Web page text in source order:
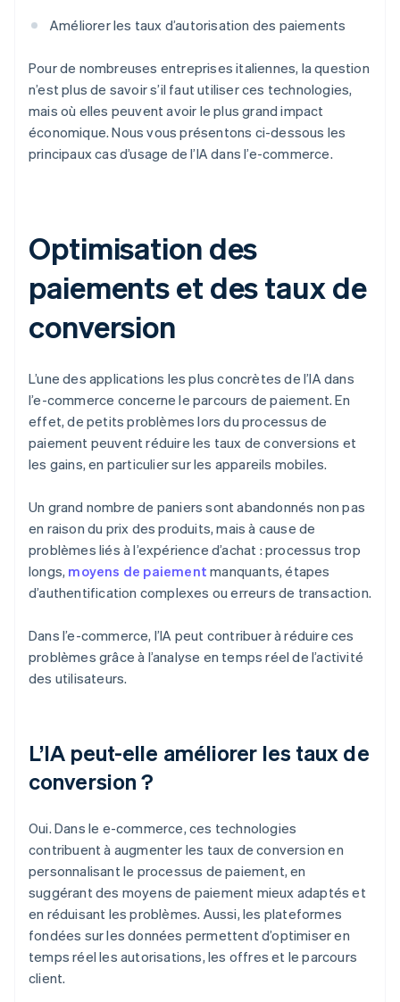
Améliorer les taux d’autorisation des paiements
Pour de nombreuses entreprises italiennes, la question
n’est plus de savoir s’il faut utiliser ces technologies,
mais où elles peuvent avoir le plus grand impact
économique. Nous vous présentons ci-dessous les
principaux cas d’usage de l’IA dans l’e-commerce.
Optimisation des
paiements et des taux de
conversion
L’une des applications les plus concrètes de l’IA dans
l’e-commerce concerne le parcours de paiement. En
effet, de petits problèmes lors du processus de
paiement peuvent réduire les taux de conversions et
les gains, en particulier sur les appareils mobiles.
Un grand nombre de paniers sont abandonnés non pas
en raison du prix des produits, mais à cause de
problèmes liés à l’expérience d’achat : processus trop
longs, moyens de paiement manquants, étapes
d’authentification complexes ou erreurs de transaction.
Dans l’e-commerce, l’IA peut contribuer à réduire ces
problèmes grâce à l’analyse en temps réel de l’activité
des utilisateurs.
L’IA peut-elle améliorer les taux de
conversion ?
Oui. Dans le e-commerce, ces technologies
contribuent à augmenter les taux de conversion en
personnalisant le processus de paiement, en
suggérant des moyens de paiement mieux adaptés et
en réduisant les problèmes. Aussi, les plateformes
fondées sur les données permettent d’optimiser en
temps réel les autorisations, les offres et le parcours
client.